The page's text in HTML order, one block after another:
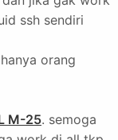
ssh sendiri
orang
M-25. semoga